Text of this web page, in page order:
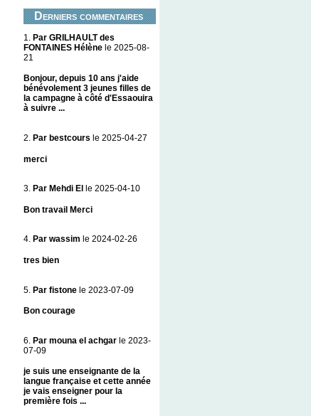
Derniers commentaires
1.
Par GRILHAULT des
FONTAINES Hélène le 2025-08-
21
Bonjour, depuis 10 ans j'aide
bénévolement 3 jeunes filles de
la campagne à côté d'Essaouira
à suivre ...
2. Par bestcours le 2025-04-27
merci
3. Par Mehdi El le 2025-04-10
Bon travail Merci
4. Par wassim le 2024-02-26
tres bien
5. Par fistone le 2023-07-09
Bon courage
6. Par mouna el achgar le 2023-
07-09
je suis une enseignante de la
langue française et cette année
je vais enseigner pour la
première fois ...